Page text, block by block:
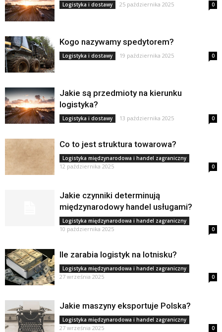
Logistyka i dostawy 25 października 2025 0
Kogo nazywamy spedytorem?
Logistyka i dostawy 19 października 2025 0
Jakie są przedmioty na kierunku
logistyka?
Logistyka i dostawy 13 października 2025 0
Co to jest struktura towarowa?
Logistyka międzynarodowa i handel zagraniczny
12 października 2025 0
Jakie czynniki determinują
międzynarodowy handel usługami?
Logistyka międzynarodowa i handel zagraniczny
10 października 2025 0
Ile zarabia logistyk na lotnisku?
Logistyka międzynarodowa i handel zagraniczny
27 września 2025 0
Jakie maszyny eksportuje Polska?
Logistyka międzynarodowa i handel zagraniczny
27 września 2025 0